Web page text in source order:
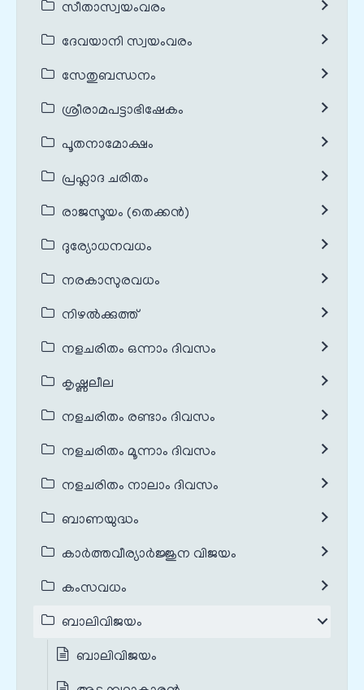
സീതാസ്വയംവരം
ദേവയാനി സ്വയംവരം
സേതുബന്ധനം
ശ്രീരാമപട്ടാഭിഷേകം
പൂതനാമോക്ഷം
പ്രഹ്ലാദ ചരിതം
രാജസൂയം (തെക്കൻ)
ദുര്യോധനവധം
നരകാസുരവധം
നിഴൽക്കുത്ത്
നളചരിതം ഒന്നാം ദിവസം
കൃഷ്ണലീല
നളചരിതം രണ്ടാം ദിവസം
നളചരിതം മൂന്നാം ദിവസം
നളചരിതം നാലാം ദിവസം
ബാണയുദ്ധം
കാർത്തവീര്യാർജ്ജുന വിജയം
കംസവധം
ബാലിവിജയം
ബാലിവിജയം